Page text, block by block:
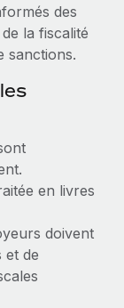
des
la fiscalité
sanctions.
en livres
doivent
et de